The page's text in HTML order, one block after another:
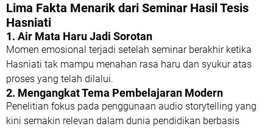
Lima Fakta Menarik dari Seminar Hasil Tesis
Hasniati
1. Air Mata Haru Jadi Sorotan
Momen emosional terjadi setelah seminar berakhir ketika
Hasniati tak mampu menahan rasa haru dan syukur atas
proses yang telah dilalui.
2. Mengangkat Tema Pembelajaran Modern
Penelitian fokus pada penggunaan audio storytelling yang
kini semakin relevan dalam dunia pendidikan berbasis